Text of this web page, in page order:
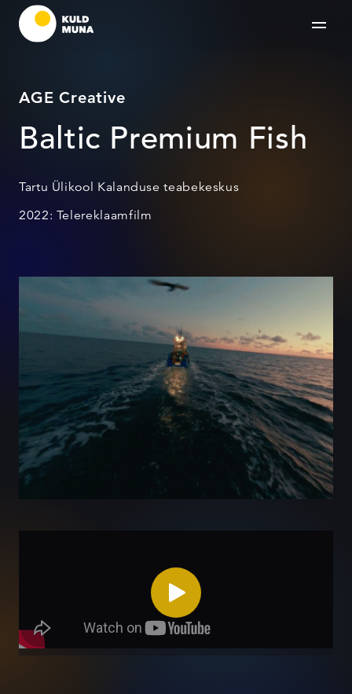
AGE Creative
Baltic Premium Fish
Tartu Ülikool Kalanduse teabekeskus
2022: Telereklaamfilm